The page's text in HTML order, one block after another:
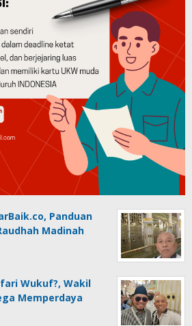
Panduan
Madinah
Wukuf?, Wakil
Memperdaya